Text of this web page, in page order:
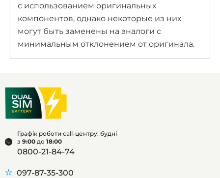
с использованием оригинальных
компонентов, однако некоторые из них
могут быть заменены на аналоги с
минимальным отклонением от оригинала.
Графік роботи call-центру: будні
з 9:00 до 18:00
0800-21-84-74
097-87-35-300